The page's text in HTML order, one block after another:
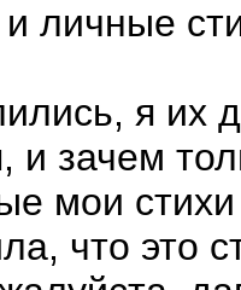
личные
я их
и зачем
мои
что это